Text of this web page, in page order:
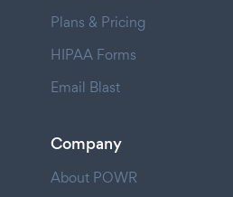
Plans & Pricing
HIPAA Forms
Email Blast
Company
About POWR